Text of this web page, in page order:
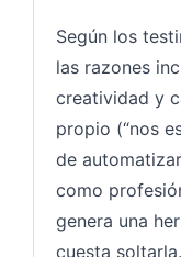
Según los
las razones
creatividad y
propio (“nos
de
como
genera una
cuesta